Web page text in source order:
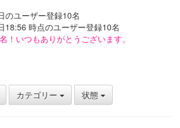
のユーザー登録10名
18:56 時点のユーザー登録10名
！いつもありがとうございます。
カテゴリー 状態